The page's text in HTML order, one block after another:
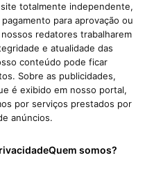
totalmente independente,
para aprovação ou
redatores trabalharem
e atualidade das
conteúdo pode ficar
Sobre as publicidades,
é exibido em nosso portal,
por serviços prestados por
anúncios.
Quem somos?